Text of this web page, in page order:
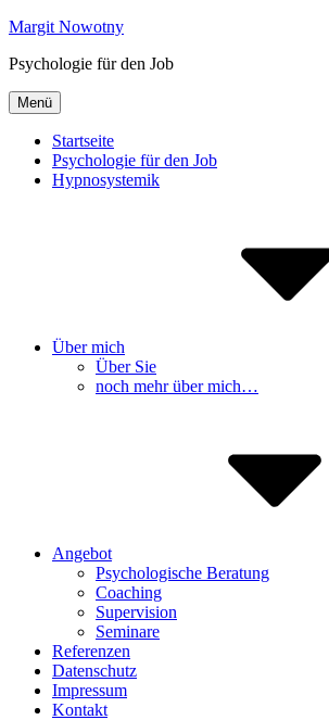
Inhalte
Margit Nowotny
Psychologie für den Job
Menü
Startseite
Psychologie für den Job
Hypnosystemik
Über mich
Über Sie
noch mehr über mich…
Angebot
Psychologische Beratung
Coaching
Supervision
Seminare
Referenzen
Datenschutz
Impressum
Kontakt